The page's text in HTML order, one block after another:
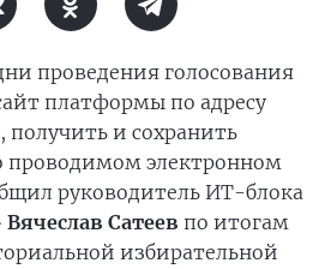
проведения голосования
платформы по адресу
получить и сохранить
проводимом электронном
руководитель ИТ-блока
Вячеслав Сатеев по итогам
избирательной